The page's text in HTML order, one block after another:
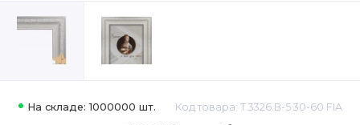
На складе: 1000000 шт. Код товара: Т.3326.В-5 30-60 FIA